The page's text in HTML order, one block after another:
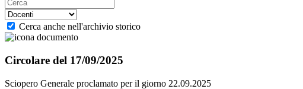
Cerca anche nell'archivio storico
Circolare del 17/09/2025
Sciopero Generale proclamato per il giorno 22.09.2025